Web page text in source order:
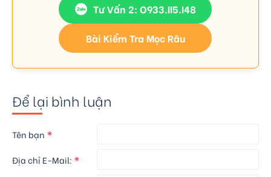
Tư Vấn 2: O933.II5.I48
Bài Kiểm Tra Mọc Râu
Để lại bình luận
Tên bạn
Địa chỉ E-Mail: